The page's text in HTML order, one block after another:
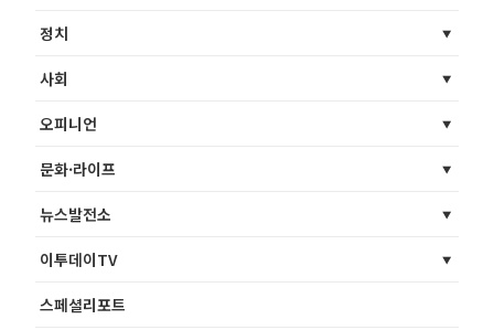
정치
사회
오피니언
문화·라이프
뉴스발전소
이투데이TV
스페셜리포트